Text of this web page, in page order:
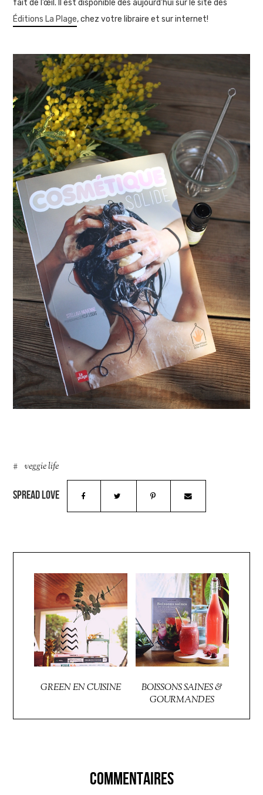
fait de l’œil. Il est disponible dès aujourd'hui sur le site des
Éditions La Plage, chez votre libraire et sur internet!
veggie life
GREEN EN CUISINE
BOISSONS SAINES &
GOURMANDES
COMMENTAIRES